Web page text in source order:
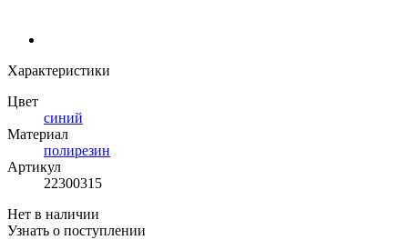
Характеристики
Цвет
синий
Материал
полирезин
Артикул
22300315
Нет в наличии
Узнать о поступлении